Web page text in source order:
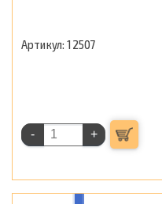
12507
- +